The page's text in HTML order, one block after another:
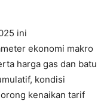
ini
ekonomi makro
harga gas dan batu
kondisi
kenaikan tarif